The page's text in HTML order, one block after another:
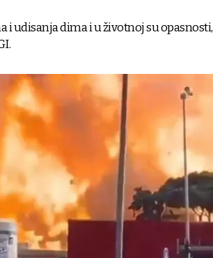
i udisanja dima i u životnoj su opasnosti,